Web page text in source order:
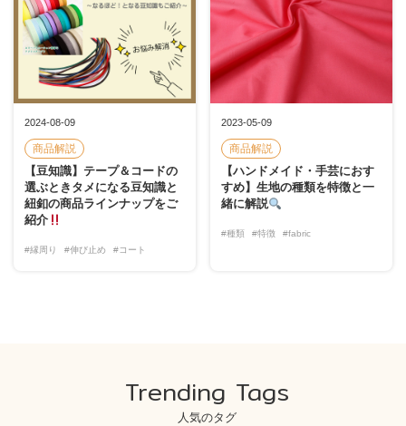
2024-08-09
商品解説
【豆知識】テープ＆コードの
選ぶときタメになる豆知識と
紐釦の商品ラインナップをご
紹介
#縁周り #伸び止め #コート
2023-05-09
商品解説
【ハンドメイド・手芸におす
すめ】生地の種類を特徴と一
緒に解説
#種類 #特徴 #fabric
Trending Tags
人気のタグ